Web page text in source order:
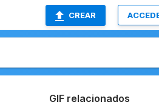
CREAR
GIF relacionados